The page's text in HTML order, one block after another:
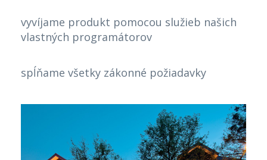
vyvíjame produkt pomocou služieb našich
vlastných programátorov
spĺňame všetky zákonné požiadavky